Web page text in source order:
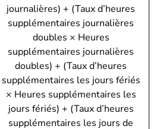
journalières) + (Taux d’heures
supplémentaires journalières
doubles × Heures
supplémentaires journalières
doubles) + (Taux d’heures
supplémentaires les jours fériés
× Heures supplémentaires les
jours fériés) + (Taux d’heures
supplémentaires les jours de